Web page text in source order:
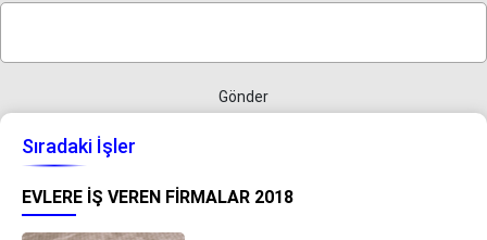
Gönder
Sıradaki İşler
EVLERE İŞ VEREN FIRMALAR 2018